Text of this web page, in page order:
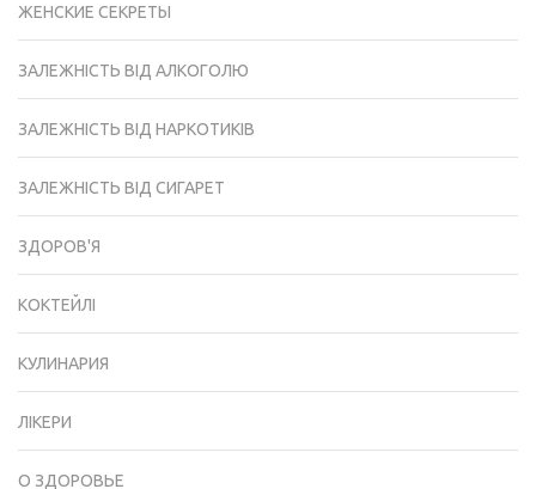
ЖЕНСКИЕ СЕКРЕТЫ
ЗАЛЕЖНІСТЬ ВІД АЛКОГОЛЮ
ЗАЛЕЖНІСТЬ ВІД НАРКОТИКІВ
ЗАЛЕЖНІСТЬ ВІД СИГАРЕТ
ЗДОРОВ'Я
КОКТЕЙЛІ
КУЛИНАРИЯ
ЛІКЕРИ
О ЗДОРОВЬЕ